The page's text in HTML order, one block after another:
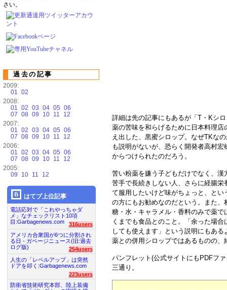
詳細は先の記事にもあるが「T・Kシ
薬の苦味を和らげるために日本料理店
え出した、黒蜜シロップ。なぜTKな
も説明がないが、恐らく開発者高村宏
からつけられたのだろう。
苦い粉薬を嫌う子どもだけでなく、漢
苦手で長続きしない人、さらに経腸栄
て服用したいけど味がちょっと、とい
の方にもお勧めなのだという。また、
糖・水・キャラメル・香料のみで薬で
くまでも食品とのこと。「余った場合
しても使えます」という説明にもある
薬との併用シロップではあるものの
パンフレット(公式サイトにもPDFフ
三通り。
さい。
過去の記事
2009:
01 02
2008:
01 02 03 04 05 06
07 08 09 10 11
12
2007:
01 02 03 04 05 06
07 08 09 10 11
12
2006:
01 02 03 04 05 06
07 08 09 10 11
12
2005:
09
10 11 12
はてブ上位記事
電話応対で「これやっちゃダ
メ」なチェックリスト10項
目:Garbagenews.com
316users
アメリカ合衆国が6つに分割され
る日 - ガベージニュース(旧:過去
ログ版)
254users
人生の「レベルアップ」は突然
ドアを叩く:Garbagenews.com
223users
防衛省技術研究本部、陸上装備